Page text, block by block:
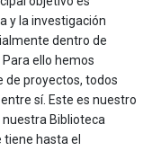
y la investigación
dentro de
ello hemos
de proyectos, todos
sí. Este es nuestro
Biblioteca
tiene hasta el